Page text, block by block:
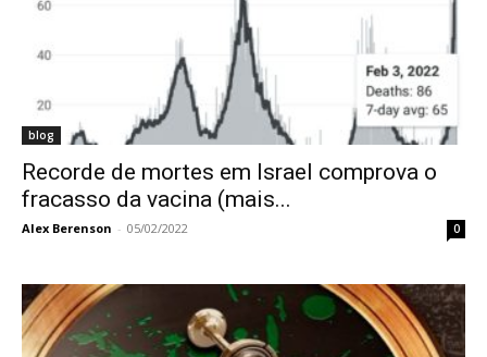
blog
Recorde de mortes em Israel comprova o
fracasso da vacina (mais...
Alex Berenson - 05/02/2022 0